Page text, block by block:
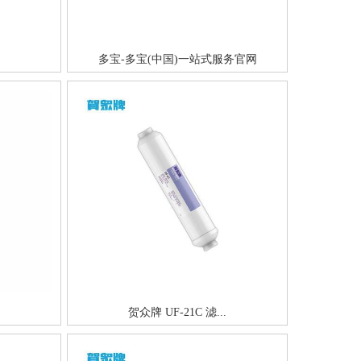
多宝-多宝(中国)一站式服务官网
贺众牌 UF-21C 滤...